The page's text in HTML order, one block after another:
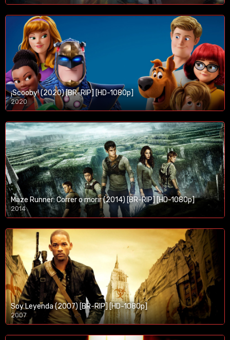
¡Scooby! (2020) [BR-RIP] [HD-1080p]
2020
1080p/720p
Maze Runner: Correr o morir (2014) [BR-RIP] [HD-1080p]
2014
1080p/720p
Soy Leyenda (2007) [BR-RIP] [HD-1080p]
2007
1080p/720p